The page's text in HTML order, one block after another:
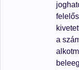
a